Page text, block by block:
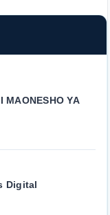
MAONESHO YA
Digital